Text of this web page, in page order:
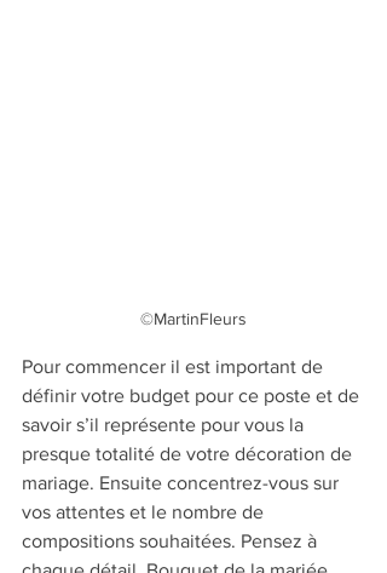
©MartinFleurs
Pour commencer il est important de
définir votre budget pour ce poste et de
savoir s’il représente pour vous la
presque totalité de votre décoration de
mariage. Ensuite concentrez-vous sur
vos attentes et le nombre de
compositions souhaitées. Pensez à